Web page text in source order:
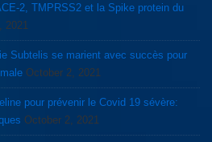
2, TMPRSS2 et la Spike protein du
2021
Subtelis se marient avec succès pour
October 2, 2021
pour prévenir le Covid 19 sévère:
October 2, 2021